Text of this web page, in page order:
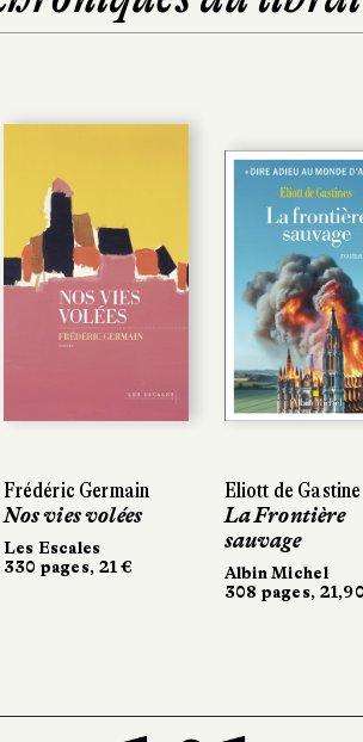
Germain
vies volées
Escales
pages, 21 €
Eliott de Gastines
La Frontière
sauvage
Albin Michel
308 pages, 21,90
Germain
vies volées
Escales
pages, 21 €
Eliott de Gastines
La Frontière
sauvage
Albin Michel
308 pages, 21,90 €